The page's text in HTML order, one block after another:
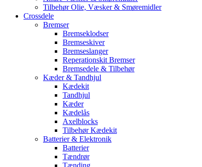
Tilbehør Olie, Væsker & Smøremidler
Crossdele
Bremser
Bremseklodser
Bremseskiver
Bremseslanger
Reperationskit Bremser
Bremsedele & Tilbehør
Kæder & Tandhjul
Kædekit
Tandhjul
Kæder
Kædelås
Axelblocks
Tilbehør Kædekit
Batterier & Elektronik
Batterier
Tændrør
Tænding